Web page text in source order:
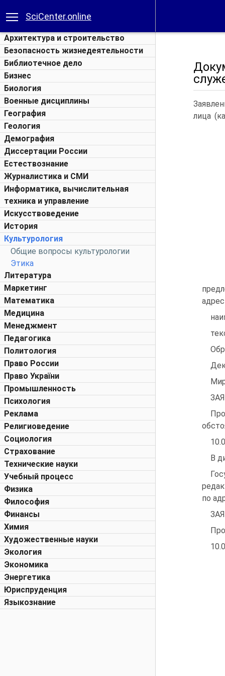
SciCenter.online
Архитектура и строительство
Безопасность жизнедеятельности
Библиотечное дело
Бизнес
Биология
Военные дисциплины
География
Геология
Демография
Диссертации России
Естествознание
Журналистика и СМИ
Информатика, вычислительная
техника и управление
Искусствоведение
История
Культурология
Общие вопросы культурологии
Этика
Литература
Маркетинг
Математика
Медицина
Менеджмент
Педагогика
Политология
Право России
Право України
Промышленность
Психология
Реклама
Религиоведение
Социология
Страхование
Технические науки
Учебный процесс
Физика
Философия
Финансы
Химия
Художественные науки
Экология
Экономика
Энергетика
Юриспруденция
Языкознание
лица
В
по